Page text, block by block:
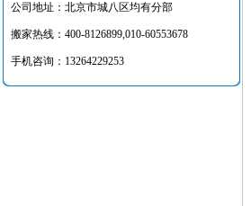
公司地址：北京市城八区均有分部
搬家热线：400-8126899,010-60553678
手机咨询：13264229253